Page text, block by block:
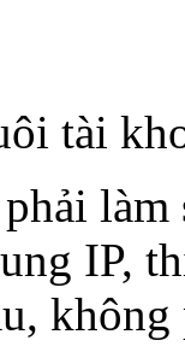
tài
làm
IP,